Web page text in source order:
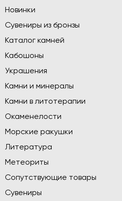
Новинки
Сувениры из бронзы
Каталог камней
Кабошоны
Украшения
Камни и минералы
Камни в литотерапии
Окаменелости
Морские ракушки
Литература
Метеориты
Сопутствующие товары
Сувениры